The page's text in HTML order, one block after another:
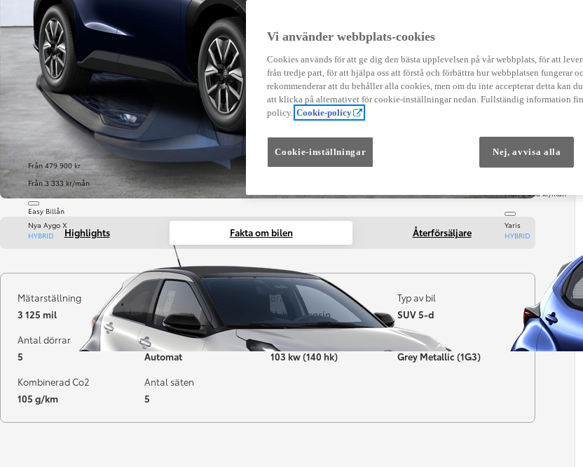
Från 479 900 kr
Från 3 333 kr/mån
Easy Billån
Från 3 958 kr/mån
Nya Aygo X
HYBRID
Yaris
HYBRID
Highlights Fakta om bilen Återförsäljare
Mätarställning
3 125 mil
Registrerad
05-2025
Bränsle
Hybrid Bensin
Typ av bil
SUV 5-d
Antal dörrar
5
Växellåda
Automat
Effekt
103 kw (140 hk)
Färg
Grey Metallic (1G3)
Kombinerad Co2
105 g/km
Antal säten
5
Vi använder webbplats-cookies
Cookies används för att ge dig den bästa upplevelsen på vår webbplats, för att
från tredje part, för att hjälpa oss att förstå och förbättra hur webbplatsen fungerar
rekommenderar att du behåller alla cookies, men om du inte accepterar detta kan
att klicka på alternativet för cookie-inställningar nedan. Fullständig information
policy. Cookie-policy
Cookie-inställningar Nej, avvisa alla